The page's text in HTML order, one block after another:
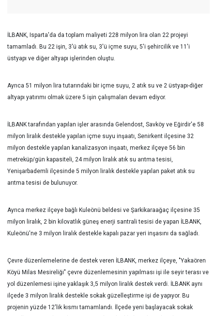
İLBANK, Isparta'da da toplam maliyeti 228 milyon lira olan 22 projeyi
tamamladı. Bu 22 işin, 3'ü atık su, 3'ü içme suyu, 5'i şehircilik ve 11'i
üstyapı ve diğer altyapı işlerinden oluştu.
Ayrıca 51 milyon lira tutarındaki bir içme suyu, 2 atık su ve 2 üstyapı-diğer
altyapı yatırımı olmak üzere 5 işin çalışmaları devam ediyor.
İLBANK tarafından yapılan işler arasında Gelendost, Savköy ve Eğirdir'e 58
milyon liralık destekle yapılan içme suyu inşaatı, Senirkent ilçesine 32
milyon destekle yapılan kanalizasyon inşaatı, merkez ilçeye 56 bin
metreküp/gün kapasiteli, 24 milyon liralık atık su arıtma tesisi,
Yenişarbademli ilçesinde 5 milyon liralık destekle yapılan paket atık su
arıtma tesisi de bulunuyor.
Ayrıca merkez ilçeye bağlı Kuleönü beldesi ve Şarkikaraağaç ilçesine 35
milyon liralık, 2 bin kilovatlık güneş enerji santrali tesisi de yapan İLBANK,
Kuleönü'ne 3 milyon liralık destekle kapalı pazar yeri inşasını da sağladı.
Çevre düzenlemelerine de destek veren İLBANK, merkez ilçeye, "Yakaören
Köyü Milas Mesireliği" çevre düzenlemesinin yapılması işi ile seyir terası ve
yol düzenlemesi işine yaklaşık 3,5 milyon liralık destek verdi. İLBANK aynı
ilçede 3 milyon liralık destekle sokak güzelleştirme işi de yapıyor. Bu
projenin yüzde 12'lik kısmı tamamlandı. İlçede yeni başlayacak sokak